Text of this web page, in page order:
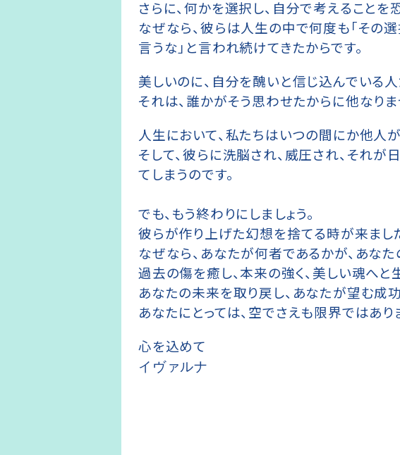
さらに、何かを選択し、自分で考えることを
なぜなら、彼らは人生の中で何度も「その
言うな」と言われ続けてきたからです。
美しいのに、自分を醜いと信じ込んでいる人
それは、誰かがそう思わせたからに他なりま
人生において、私たちはいつの間にか他人が
そして、彼らに洗脳され、威圧され、それ
てしまうのです。
でも、もう終わりにしましょう。
彼らが作り上げた幻想を捨てる時が来まし
なぜなら、あなたが何者であるかが、あな
過去の傷を癒し、本来の強く、美しい魂へと
あなたの未来を取り戻し、あなたが望む成
あなたにとっては、空でさえも限界ではあり
心を込めて
イヴァルナ